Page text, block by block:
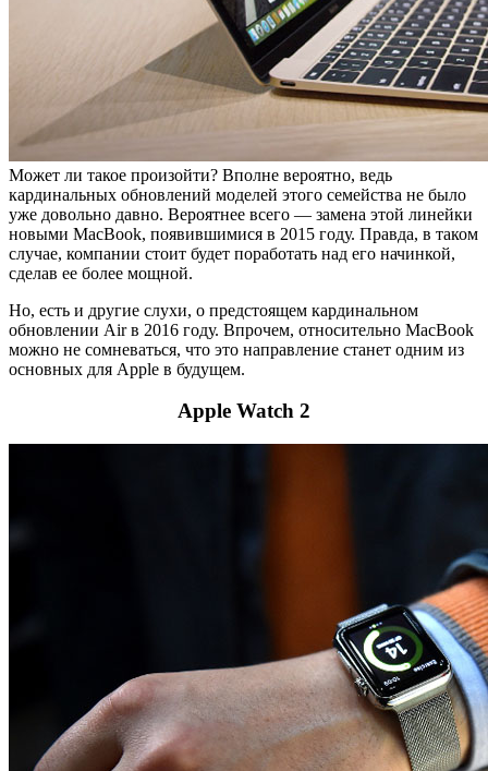
Может ли такое произойти? Вполне вероятно, ведь
кардинальных обновлений моделей этого семейства не было
уже довольно давно. Вероятнее всего — замена этой линейки
новыми MacBook, появившимися в 2015 году. Правда, в таком
случае, компании стоит будет поработать над его начинкой,
сделав ее более мощной.
Но, есть и другие слухи, о предстоящем кардинальном
обновлении Air в 2016 году. Впрочем, относительно MacBook
можно не сомневаться, что это направление станет одним из
основных для Apple в будущем.
Apple Watch 2